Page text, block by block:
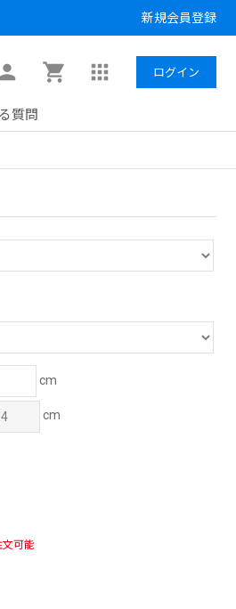
新規会員登録
ログイン
質問
cm
cm
可能